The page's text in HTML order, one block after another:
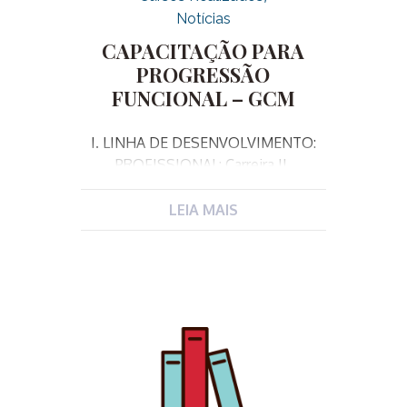
Notícias
CAPACITAÇÃO PARA
PROGRESSÃO
FUNCIONAL – GCM
I. LINHA DE DESENVOLVIMENTO:
PROFISSIONAL: Carreira II.
capacitação visa atender um dos
artigo referido dispõe como
exigência entre outros itens, a
conclusão de curso de capacitação
LEIA MAIS